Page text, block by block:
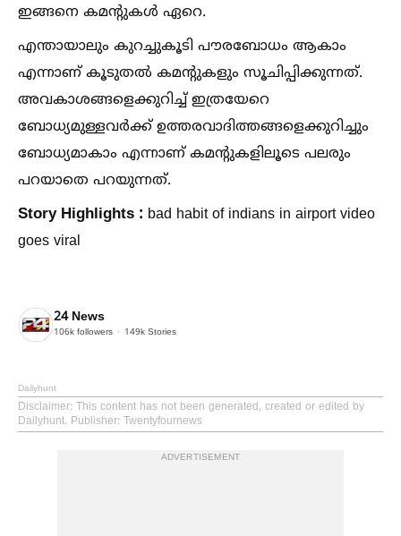
ഇങ്ങനെ കമന്റുകള്‍ ഏറെ.
എന്തായാലും കുറച്ചുകൂടി പൗരബോധം ആകാം
എന്നാണ് കൂടുതല്‍ കമന്റുകളും സൂചിപ്പിക്കുന്നത്.
അവകാശങ്ങളെക്കുറിച്ച്‌ ഇത്രയേറെ
ബോധ്യമുള്ളവർക്ക് ഉത്തരവാദിത്തങ്ങളെക്കുറിച്ചും
ബോധ്യമാകാം എന്നാണ് കമന്റുകളിലൂടെ പലരും
പറയാതെ പറയുന്നത്.
Story Highlights : bad habit of indians in airport video
goes viral
24 News
106k followers 149k Stories
Dailyhunt
Disclaimer: This content has not been generated, created or edited by
Dailyhunt. Publisher: Twentyfournews
ADVERTISEMENT